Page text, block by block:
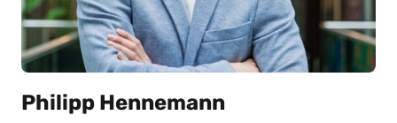
Philipp Hennemann